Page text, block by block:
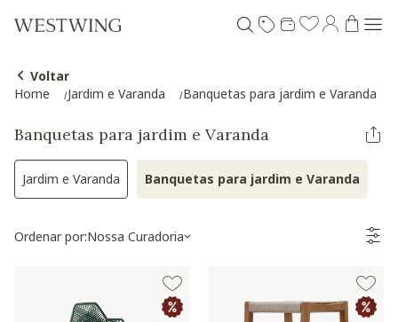
Voltar
Home
Jardim e Varanda Banquetas para jardim e Varanda
Banquetas para jardim e Varanda
Jardim e VarandaRefinar por Categoria: Jardim e Varanda
Banquetas para jardim e Varanda
Selected
Ordenar por:Nossa Curadoria